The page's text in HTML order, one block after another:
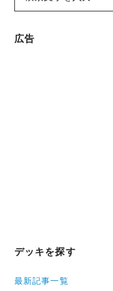
広告
デッキを探す
最新記事一覧